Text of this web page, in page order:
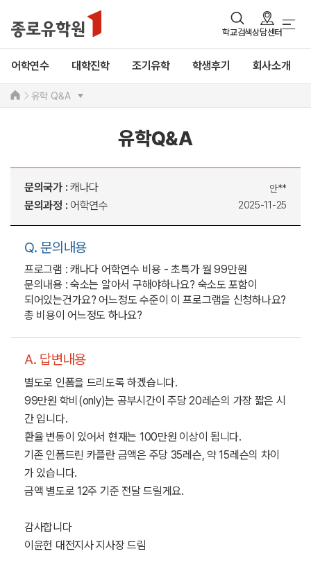
학교검색상담센터
어학연수 대학진학 조기유학 학생후기 회사소개
유학 Q&A
유학Q&A
문의국가 :캐나다
문의과정 : 어학연수
안**
2025-11-25
Q. 문의내용
프로그램 : 캐나다 어학연수 비용 - 초특가 월 99만원
문의내용 : 숙소는 알아서 구해야하나요? 숙소도 포함이
되어있는건가요? 어느정도 수준이 이 프로그램을 신청하나요?
총 비용이 어느정도 하나요?
A. 답변내용
별도로 인폼을 드리도록 하겠습니다.
99만원 학비(only)는 공부시간이 주당 20레슨의 가장 짧은 시
간 입니다.
환율 변동이 있어서 현재는 100만원 이상이 됩니다.
기존 인폼드린 카플란 금액은 주당 35레슨, 약 15레슨의 차이
가 있습니다.
금액 별도로 12주 기준 전달 드릴게요.
감사합니다
이윤헌 대전지사 지사장 드림